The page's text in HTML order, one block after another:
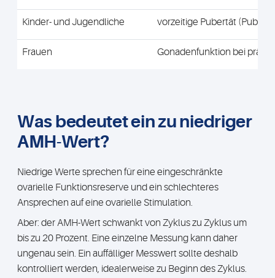
Kinder- und Jugendliche vorzeitige Pubertät
Frauen Gonadenfunktion bei
Was bedeutet ein zu niedriger
AMH-Wert?
Niedrige Werte sprechen für eine eingeschränkte
ovarielle Funktionsreserve und ein schlechteres
Ansprechen auf eine ovarielle Stimulation.
Aber: der AMH-Wert schwankt von Zyklus zu Zyklus um
bis zu 20 Prozent. Eine einzelne Messung kann daher
ungenau sein. Ein auffälliger Messwert sollte deshalb
kontrolliert werden, idealerweise zu Beginn des Zyklus.